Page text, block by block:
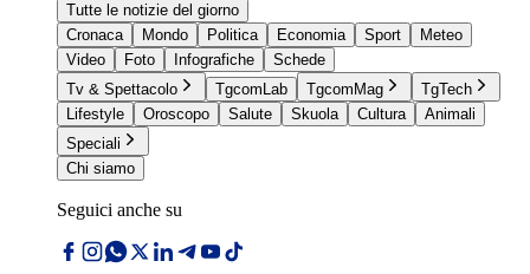
Tutte le notizie del giorno
Cronaca
Mondo Politica Economia Sport
Meteo
Video
Foto Infografiche
Schede
Tv & Spettacolo
TgcomLab TgcomMag
TgTech
Lifestyle
Oroscopo Salute Skuola Cultura
Animali
Speciali
Chi siamo
Seguici anche su